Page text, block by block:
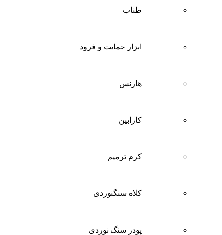
طناب
ابزار حمایت و فرود
هارنس
کارابین
کرم ترمیم
کلاه سنگنوردی
پودر سنگ نوردی